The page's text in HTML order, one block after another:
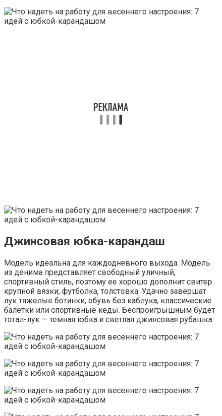
Джинсовая юбка-карандаш
Модель идеальна для каждодневного выхода. Модель
из денима представляет свободный уличный,
спортивный стиль, поэтому ее хорошо дополнит свитер
крупной вязки, футболка, толстовка. Удачно завершат
лук тяжелые ботинки, обувь без каблука, классические
балетки или спортивные кеды. Беспроигрышным будет
тотал-лук — темная юбка и светлая джинсовая рубашка.